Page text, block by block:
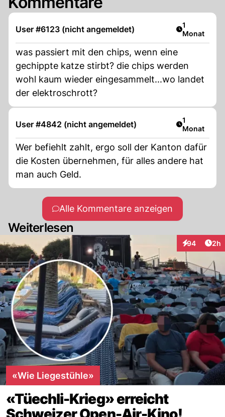
User #6123 (nicht angemeldet) Artikel
1
Monat
was passiert mit den chips, wenn eine
gechippte katze stirbt? die chips werden
wohl kaum wieder eingesammelt...wo landet
der elektroschrott?
User #4842 (nicht angemeldet) Artikel
1
Monat
Wer befiehlt zahlt, ergo soll der Kanton dafür
die Kosten übernehmen, für alles andere hat
man auch Geld.
Alle Kommentare anzeigen
Weiterlesen
94
Interaktionen
2h
«Wie Liegestühle»
«Tüechli-Krieg» erreicht